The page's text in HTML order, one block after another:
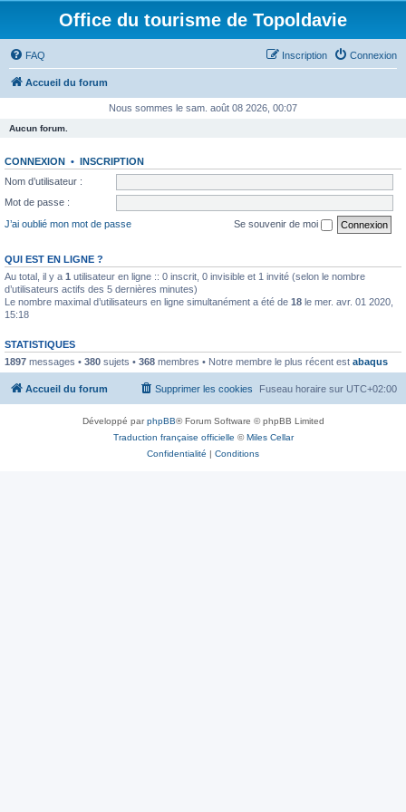
Office du tourisme de Topoldavie
FAQ Connexion
Inscription
Accueil du forum
Nous sommes le sam. août 08 2026, 00:07
Aucun forum.
CONNEXION • INSCRIPTION
Nom d’utilisateur :
Mot de passe :
J’ai oublié mon mot de passe
Se souvenir de moi
QUI EST EN LIGNE ?
Au total, il y a 1 utilisateur en ligne :: 0 inscrit, 0 invisible et 1 invité (selon le nombre
d’utilisateurs actifs des 5 dernières minutes)
Le nombre maximal d’utilisateurs en ligne simultanément a été de 18 le mer. avr. 01 2020,
15:18
STATISTIQUES
1897 messages • 380 sujets • 368 membres • Notre membre le plus récent est abaqus
Accueil du forum Fuseau horaire sur UTC+02:00
Supprimer les cookies
Développé parphpBB® Forum Software © phpBB Limited
Traduction française officielle ©Miles Cellar
Confidentialité | Conditions